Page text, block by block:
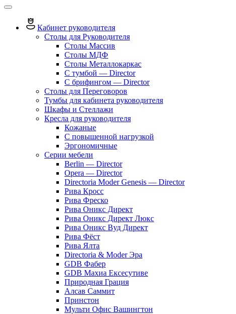
Кабинет руководителя
Столы для Руководителя
Столы Массив
Столы МДФ
Столы Металлокаркас
С тумбой — Director
C брифингом — Director
Столы для Переговоров
Тумбы для кабинета руководителя
Шкафы и Стеллажи
Кресла для руководителя
Кожаные
С повышенной нагрузкой
Эргономичные
Серии мебели
Berlin — Director
Opera — Director
Directoria Moder Genesis — Director
Рива Кросс
Рива Фреско
Рива Оникс Директ
Рива Оникс Директ Люкс
Рива Оникс Вуд Директ
Рива Фёст
Рива Ялта
Directoria & Moder Эра
GDB Фабер
GDB Махиа Ексесутиве
Природная Грация
Алсав Саммит
Принстон
Мульти Офис Вашингтон